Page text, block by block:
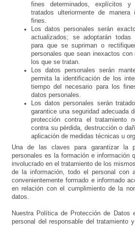
fines determinados, explícitos
tratados ulteriormente de manera
fines.
Los datos personales serán
actualizados; se adoptarán todas
para que se supriman o
personales que sean inexactos
los que se tratan.
Los datos personales serán
permita la identificación de los
tiempo del necesario para los
datos personales.
Los datos personales serán
garantice una seguridad adecuada
protección contra el tratamiento
contra su pérdida, destrucción o
aplicación de medidas técnicas u
Una de las claves para garantizar la
personales es la formación e información
involucrado en el tratamiento de los
de la información, todo el personal con
convenientemente formado e informado
en relación con el cumplimiento de la
datos.
Nuestra Política de Protección de Datos
personal del responsable del tratamiento